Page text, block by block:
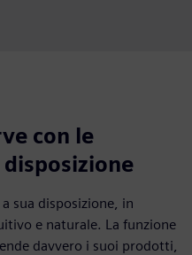
con le
sua disposizione, in
e naturale. La funzione
davvero i suoi prodotti,